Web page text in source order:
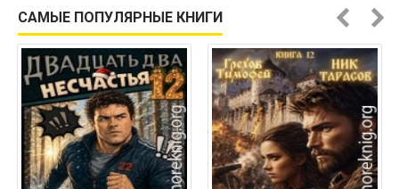
САМЫЕ ПОПУЛЯРНЫЕ КНИГИ